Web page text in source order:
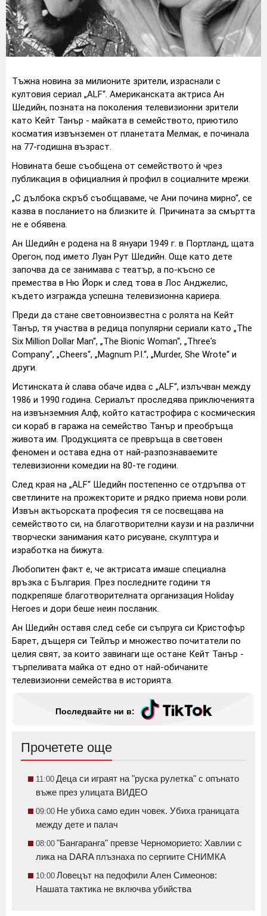
Тъжна новина за милионите зрители, израснали с
култовия сериал „ALF“. Американската актриса Ан
Шедийн, позната на поколения телевизионни зрители
като Кейт Танър - майката в семейството, приютило
косматия извънземен от планетата Мелмак, е починала
на 77-годишна възраст.
Новината беше съобщена от семейството ѝ чрез
публикация в официалния ѝ профил в социалните мрежи.
„С дълбока скръб съобщаваме, че Ани почина мирно“, се
казва в посланието на близките ѝ. Причината за смъртта
не е обявена.
Ан Шедийн е родена на 8 януари 1949 г. в Портланд, щата
Орегон, под името Луан Рут Шедийн. Още като дете
започва да се занимава с театър, а по-късно се
премества в Ню Йорк и след това в Лос Анджелис,
където изгражда успешна телевизионна кариера.
Преди да стане световноизвестна с ролята на Кейт
Танър, тя участва в редица популярни сериали като „The
Six Million Dollar Man“, „The Bionic Woman“, „Three's
Company“, „Cheers“, „Magnum P.I.“, „Murder, She Wrote“ и
други.
Истинската ѝ слава обаче идва с „ALF“, излъчван между
1986 и 1990 година. Сериалът проследява приключенията
на извънземния Алф, който катастрофира с космическия
си кораб в гаража на семейство Танър и преобръща
живота им. Продукцията се превръща в световен
феномен и остава една от най-разпознаваемите
телевизионни комедии на 80-те години.
След края на „ALF“ Шедийн постепенно се отдръпва от
светлините на прожекторите и рядко приема нови роли.
Извън актьорската професия тя се посвещава на
семейството си, на благотворителни каузи и на различни
творчески занимания като рисуване, скулптура и
изработка на бижута.
Любопитен факт е, че актрисата имаше специална
връзка с България. През последните години тя
подкрепяше благотворителната организация Holiday
Heroes и дори беше неин посланик.
Ан Шедийн оставя след себе си съпруга си Кристофър
Барет, дъщеря си Тейлър и множество почитатели по
целия свят, за които завинаги ще остане Кейт Танър -
търпеливата майка от едно от най-обичаните
телевизионни семейства в историята.
Последвайте ни в:
Прочетете още
11:00 Деца си играят на "руска рулетка" с опънато
въже през улицата ВИДЕО
09:00 Не убиха само един човек. Убиха границата
между дете и палач
08:00 "Бангаранга" превзе Черноморието: Хавлии с
лика на DARA плъзнаха по сергиите СНИМКА
10:00 Ловецът на педофили Ален Симеонов:
Нашата тактика не включва убийства